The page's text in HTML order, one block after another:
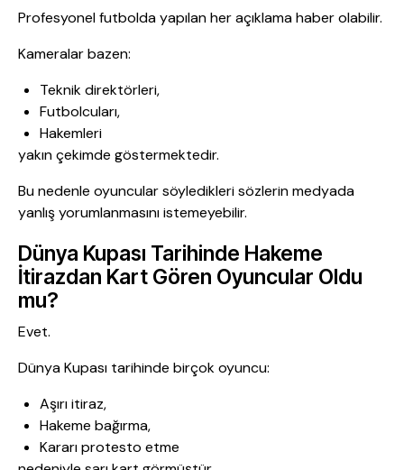
Profesyonel futbolda yapılan her açıklama haber olabilir.
Kameralar bazen:
Teknik direktörleri,
Futbolcuları,
Hakemleri
yakın çekimde göstermektedir.
Bu nedenle oyuncular söyledikleri sözlerin medyada
yanlış yorumlanmasını istemeyebilir.
Dünya Kupası Tarihinde Hakeme
İtirazdan Kart Gören Oyuncular Oldu
mu?
Evet.
Dünya Kupası tarihinde birçok oyuncu:
Aşırı itiraz,
Hakeme bağırma,
Kararı protesto etme